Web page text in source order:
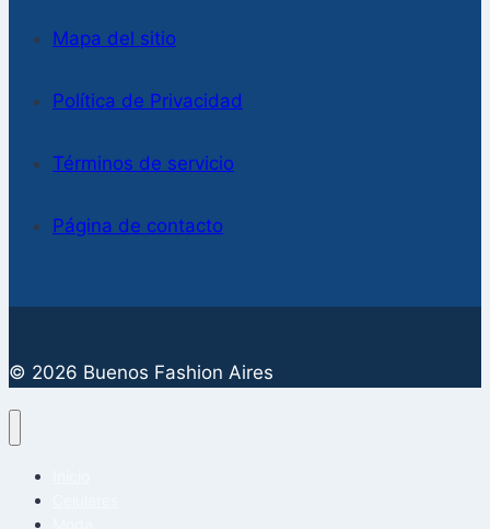
Mapa del sitio
Política de Privacidad
Términos de servicio
Página de contacto
© 2026 Buenos Fashion Aires